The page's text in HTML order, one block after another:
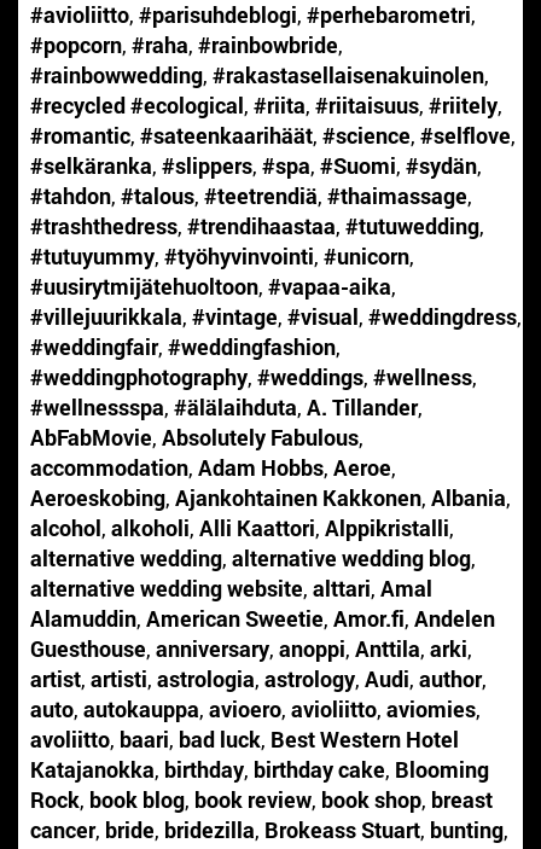
#avioliitto, #parisuhdeblogi, #perhebarometri,
#popcorn, #raha, #rainbowbride,
#rainbowwedding, #rakastasellaisenakuinolen,
#recycled #ecological, #riita, #riitaisuus, #riitely,
#romantic, #sateenkaarihäät, #science, #selflove,
#selkäranka, #slippers, #spa, #Suomi, #sydän,
#tahdon, #talous, #teetrendiä, #thaimassage,
#trashthedress, #trendihaastaa, #tutuwedding,
#tutuyummy, #työhyvinvointi, #unicorn,
#uusirytmijätehuoltoon, #vapaa-aika,
#villejuurikkala, #vintage, #visual, #weddingdress,
#weddingfair, #weddingfashion,
#weddingphotography, #weddings, #wellness,
#wellnessspa, #älälaihduta, A. Tillander,
AbFabMovie, Absolutely Fabulous,
accommodation, Adam Hobbs, Aeroe,
Aeroeskobing, Ajankohtainen Kakkonen, Albania,
alcohol, alkoholi, Alli Kaattori, Alppikristalli,
alternative wedding, alternative wedding blog,
alternative wedding website, alttari, Amal
Alamuddin, American Sweetie, Amor.fi, Andelen
Guesthouse, anniversary, anoppi, Anttila, arki,
artist, artisti, astrologia, astrology, Audi, author,
auto, autokauppa, avioero, avioliitto, aviomies,
avoliitto, baari, bad luck, Best Western Hotel
Katajanokka, birthday, birthday cake, Blooming
Rock, book blog, book review, book shop, breast
cancer, bride, bridezilla, Brokeass Stuart, bunting,